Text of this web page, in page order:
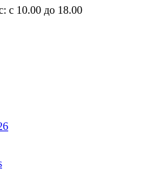
с 10.00 до 18.00